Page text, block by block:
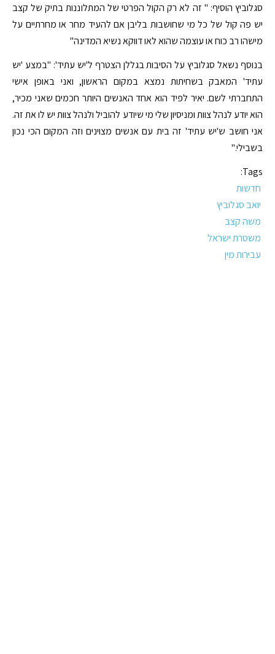
סגלוביץ הוסיף: " זה לא רק הקול הפרטי של המתלוננות בתיק של קצב
יש פה קול של כל מי שחושבות בליבן אם להעיד מחר או מחרתיים על
מישהו רב כוח או עוצמה שהוא לאו דווקא נשיא המדינה"
בנוסף נשאל סגלוביץ על הסיבות בגללן הצטרף ל'יש עתיד': "במצע 'יש
עתיד' המאבק בשחיתות נמצא במקום הראשון, ואני באופן אישי
התחברתי לשם. יאיר לפיד הוא אחד האנשים היותר חכמים שאני מכיר,
הוא יודע לנהל צוות ומניסיון שלי מי שיודע להוביל ולנהל צוות יש לו את זה.
אני חושב ש'יש עתיד' זה בית עם אנשים מצוינים וזה המקום הכי נכון
בשבילי."
Tags:
חדשות
יואב סגלוביץ
משה קצב
משטרת ישראל
עבירות מין